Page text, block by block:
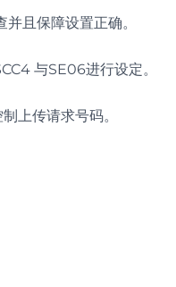
且保障设置正确。
与SE06进行设定。
上传请求号码。